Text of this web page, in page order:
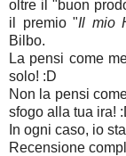
oltre il "buon
il premio "Il mio
Bilbo.
La pensi come
solo! :D
Non la pensi
sfogo alla tua ira!
In ogni caso, io
Recensione